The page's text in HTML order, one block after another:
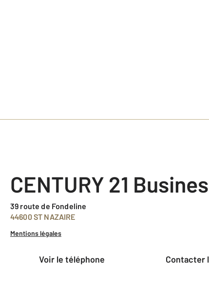
CENTURY 21
39 route de Fondeline
44600 ST NAZAIRE
Mentions légales
voir le téléphone Contacter